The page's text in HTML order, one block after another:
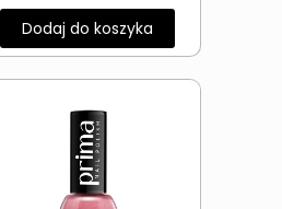
Dodaj do koszyka